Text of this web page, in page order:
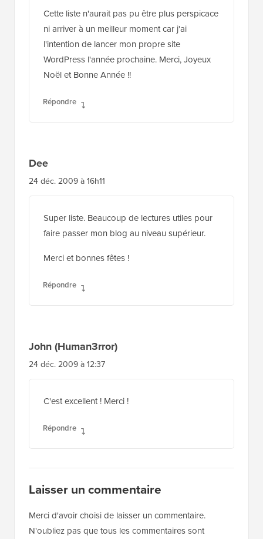
Cette liste n'aurait pas pu être plus perspicace
ni arriver à un meilleur moment car j'ai
l'intention de lancer mon propre site
WordPress l'année prochaine. Merci, Joyeux
Noël et Bonne Année !!
Répondre
Dee
24 déc. 2009 à 16h11
Super liste. Beaucoup de lectures utiles pour
faire passer mon blog au niveau supérieur.
Merci et bonnes fêtes !
Répondre
John (Human3rror)
24 déc. 2009 à 12:37
C'est excellent ! Merci !
Répondre
Laisser un commentaire
Merci d'avoir choisi de laisser un commentaire.
N'oubliez pas que tous les commentaires sont